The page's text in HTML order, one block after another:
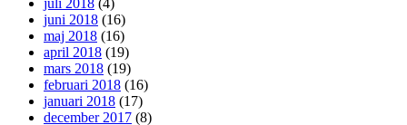
juli 2018 (4)
juni 2018 (16)
maj 2018 (16)
april 2018 (19)
mars 2018 (19)
februari 2018 (16)
januari 2018 (17)
december 2017 (8)